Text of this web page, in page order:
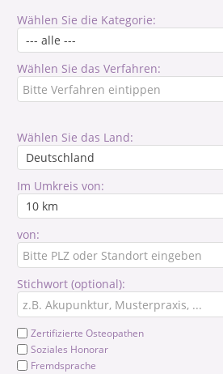
Wählen Sie die Kategorie:
Wählen Sie das Verfahren:
Wählen Sie das Land:
Im Umkreis von:
von:
Stichwort (optional):
Zertifizierte Osteopathen
Soziales Honorar
Fremdsprache